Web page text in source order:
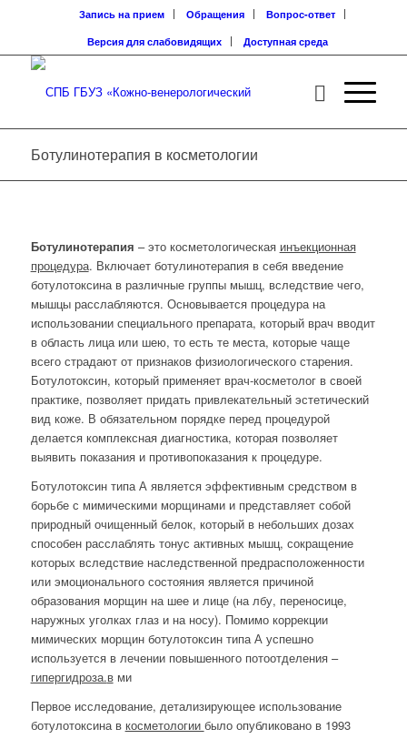
Запись на прием Обращения
Вопрос-ответ
Версия для слабовидящих
Доступная среда
Ботулинотерапия в косметологии
Ботулинотерапия – это косметологическая инъекционная
процедура. Включает ботулинотерапия в себя введение
ботулотоксина в различные группы мышц, вследствие чего,
мышцы расслабляются. Основывается процедура на
использовании специального препарата, который врач вводит
в область лица или шею, то есть те места, которые чаще
всего страдают от признаков физиологического старения.
Ботулотоксин, который применяет врач-косметолог в своей
практике, позволяет придать привлекательный эстетический
вид коже. В обязательном порядке перед процедурой
делается комплексная диагностика, которая позволяет
выявить показания и противопоказания к процедуре.
Ботулотоксин типа А является эффективным средством в
борьбе с мимическими морщинами и представляет собой
природный очищенный белок, который в небольших дозах
способен расслаблять тонус активных мышц, сокращение
которых вследствие наследственной предрасположенности
или эмоционального состояния является причиной
образования морщин на шее и лице (на лбу, переносице,
наружных уголках глаз и на носу). Помимо коррекции
мимических морщин ботулотоксин типа А успешно
используется в лечении повышенного потоотделения –
гипергидроза.вми
Первое исследование, детализирующее использование
ботулотоксина в косметологии было опубликовано в 1993